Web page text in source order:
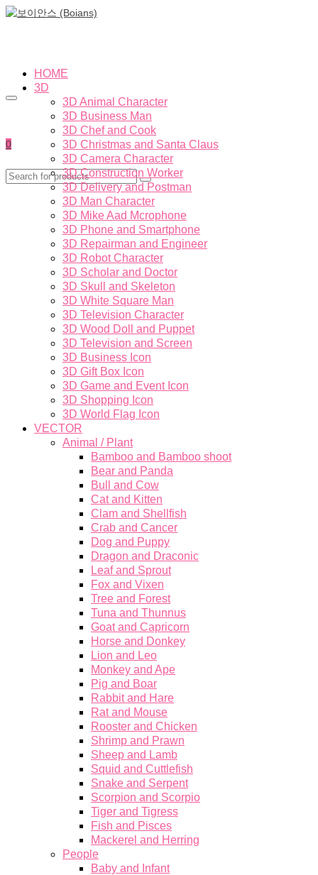
0
HOME
3D
3D Animal Character
3D Business Man
3D Chef and Cook
3D Christmas and Santa Claus
3D Camera Character
3D Construction Worker
3D Delivery and Postman
3D Man Character
3D Mike Aad Mcrophone
3D Phone and Smartphone
3D Repairman and Engineer
3D Robot Character
3D Scholar and Doctor
3D Skull and Skeleton
3D White Square Man
3D Television Character
3D Wood Doll and Puppet
3D Television and Screen
3D Business Icon
3D Gift Box Icon
3D Game and Event Icon
3D Shopping Icon
3D World Flag Icon
VECTOR
Animal / Plant
Bamboo and Bamboo shoot
Bear and Panda
Bull and Cow
Cat and Kitten
Clam and Shellfish
Crab and Cancer
Dog and Puppy
Dragon and Draconic
Leaf and Sprout
Fox and Vixen
Tree and Forest
Tuna and Thunnus
Goat and Capricorn
Horse and Donkey
Lion and Leo
Monkey and Ape
Pig and Boar
Rabbit and Hare
Rat and Mouse
Rooster and Chicken
Shrimp and Prawn
Sheep and Lamb
Squid and Cuttlefish
Snake and Serpent
Scorpion and Scorpio
Tiger and Tigress
Fish and Pisces
Mackerel and Herring
People
Baby and Infant